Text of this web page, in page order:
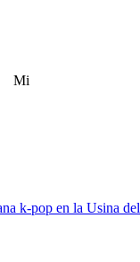
Mi
k-pop en la Usina del